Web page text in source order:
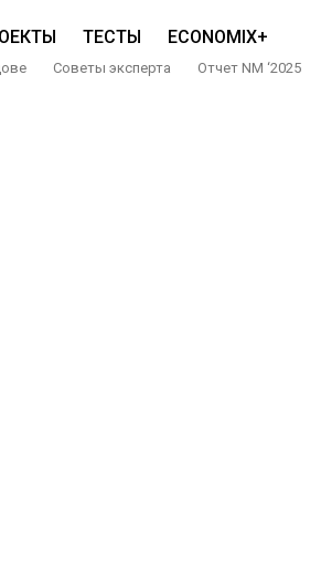
ТЕСТЫ ECONOMIX+
Советы эксперта Отчет NM ‘2025